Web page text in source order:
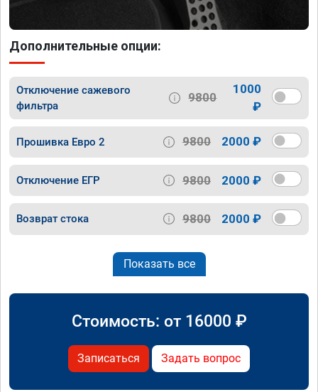
Дополнительные опции:
Отключение сажевого
фильтра
9800
1000
₽
Прошивка Евро 2 9800 2000 ₽
Отключение ЕГР 9800 2000 ₽
Возврат стока 9800 2000 ₽
Показать все
Стоимость: от 16000 ₽
Записаться Задать вопрос